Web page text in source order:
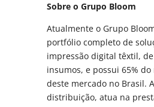
Sobre o Grupo Bloom
Atualmente o Grupo
portfólio completo de
impressão digital têxtil,
insumos, e possui 65%
deste mercado no Brasil.
distribuição, atua na